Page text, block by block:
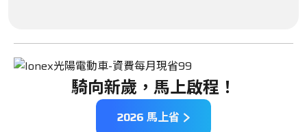
騎向新歲，馬上啟程！
2026 馬上省